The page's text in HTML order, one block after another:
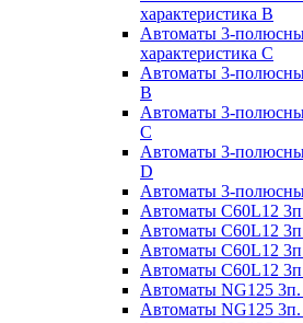
характеристика В
Автоматы 3-
характеристика С
Автоматы 3-
B
Автоматы 3-
C
Автоматы 3-
D
Автоматы 3-
Автоматы C60L12
Автоматы C60L12
Автоматы C60L12
Автоматы C60L12
Автоматы NG125
Автоматы NG125